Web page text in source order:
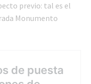
previo: tal es el
Monumento